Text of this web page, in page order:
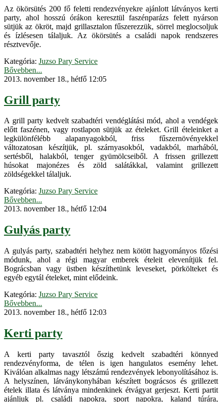
Az ökörsütés 200 fő feletti rendezvényekre ajánlott látványos kerti
party, ahol hosszú órákon keresztül faszénparázs felett nyárson
sütjük az ökröt, majd grillasztalon fűszerezzük, sörrel meglocsoljuk
és ízlésesen tálaljuk. Az ökörsütés a családi napok rendszeres
résztvevője.
Kategória: Juzso Pary Service
Bővebben...
2013. november 18., hétfő 12:05
Grill party
A grill party kedvelt szabadtéri vendéglátási mód, ahol a vendégek
előtt faszénen, vagy rostlapon sütjük az ételeket. Grill ételeinket a
legkülönfélébb alapanyagokból, friss fűszernövényekkel
változatosan készítjük, pl. szárnyasokból, vadakból, marhából,
sertésből, halakból, tenger gyümölcseiből. A frissen grillezett
húsokat majonézes és zöld salátákkal, valamint grillezett
zöldségekkel tálaljuk.
Kategória: Juzso Pary Service
Bővebben...
2013. november 18., hétfő 12:04
Gulyás party
A gulyás party, szabadtéri helyhez nem kötött hagyományos főzési
módunk, ahol a régi magyar emberek ételeit elevenítjük fel.
Bográcsban vagy üstben készíthetünk leveseket, pörkölteket és
egyéb egytál ételeket, mint elődeink.
Kategória: Juzso Pary Service
Bővebben...
2013. november 18., hétfő 12:03
Kerti party
A kerti party tavasztól őszig kedvelt szabadtéri könnyed
rendezvényforma, de télen is igen hangulatos esemény lehet.
Kiválóan alkalmas nagy létszámú rendezvények lebonyolításához is.
A helyszínen, látványkonyhában készített bográcsos és grillezett
ételek illata és látványa mindenkinek étvágyat gerjeszt. Kerti partit
ajánljuk pl. családi napokra, sport napokra, kaland túrára,